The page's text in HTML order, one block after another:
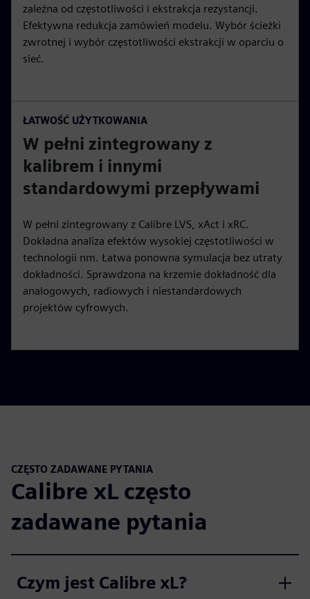
zależna od częstotliwości i ekstrakcja rezystancji.
Efektywna redukcja zamówień modelu. Wybór ścieżki
zwrotnej i wybór częstotliwości ekstrakcji w oparciu o
sieć.
ŁATWOŚĆ UŻYTKOWANIA
W pełni zintegrowany z
kalibrem i innymi
standardowymi przepływami
W pełni zintegrowany z Calibre LVS, xAct i xRC.
Dokładna analiza efektów wysokiej częstotliwości w
technologii nm. Łatwa ponowna symulacja bez utraty
dokładności. Sprawdzona na krzemie dokładność dla
analogowych, radiowych i niestandardowych
projektów cyfrowych.
CZĘSTO ZADAWANE PYTANIA
Calibre xL często
zadawane pytania
Czym jest Calibre xL?